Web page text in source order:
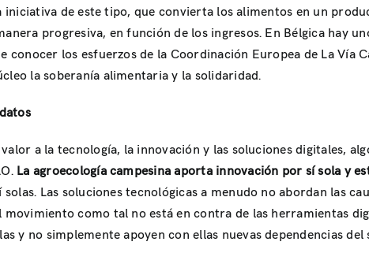
iniciativa de este tipo, que convierta los alimentos en un
progresiva, en función de los ingresos. En Bélgica hay
conocer los esfuerzos de la Coordinación Europea de La
la soberanía alimentaria y la solidaridad.
a la tecnología, la innovación y las soluciones digitales,
La agroecología campesina aporta innovación por sí sola y
Las soluciones tecnológicas a menudo no abordan las
como tal no está en contra de las herramientas
y no simplemente apoyen con ellas nuevas dependencias